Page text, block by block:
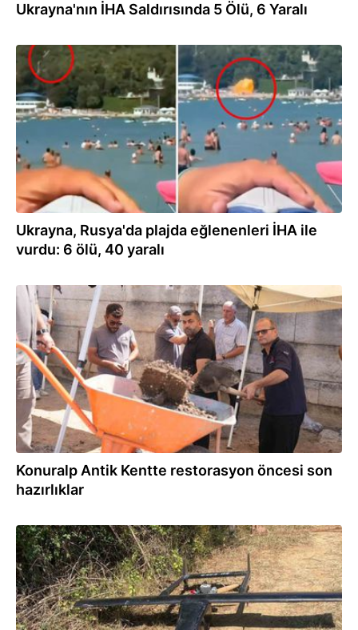
Ukrayna'nın İHA Saldırısında 5 Ölü, 6 Yaralı
03.08.2026
Ukrayna, Rusya'da plajda eğlenenleri İHA ile
vurdu: 6 ölü, 40 yaralı
03.08.2026
Konuralp Antik Kentte restorasyon öncesi son
hazırlıklar
02.08.2026